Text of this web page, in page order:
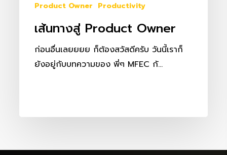
Product Owner Productivity
เส้นทางสู่ Product Owner
ก่อนอื่นเลยยยย ก็ต้องสวัสดีครับ วันนี้เราก็
ยังอยู่กับบทความของ พี่ๆ MFEC กั…